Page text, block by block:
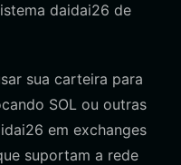
daidai26 de
sua carteira para
SOL ou outras
em exchanges
suportam a rede